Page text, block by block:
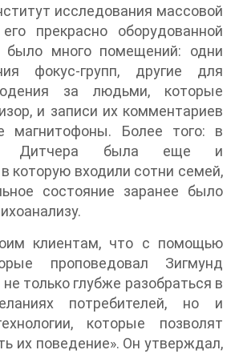
исследования массовой
прекрасно оборудованной
было много помещений: одни
фокус-групп, другие для
за людьми, которые
и записи их комментариев
магнитофоны. Более того: в
Дитчера была еще и
в которую входили сотни семей,
состояние заранее было
клиентам, что с помощью
проповедовал Зигмунд
только глубже разобраться в
потребителей, но и
которые позволят
их поведение». Он утверждал,